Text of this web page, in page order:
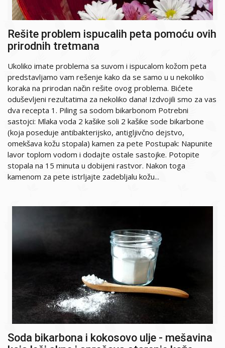
Rešite problem ispucalih peta pomoću ovih
prirodnih tretmana
Ukoliko imate problema sa suvom i ispucalom kožom peta
predstavljamo vam rešenje kako da se samo u u nekoliko
koraka na prirodan način rešite ovog problema. Bićete
oduševljeni rezultatima za nekoliko dana! Izdvojili smo za vas
dva recepta 1. Piling sa sodom bikarbonom Potrebni
sastojci: Mlaka voda 2 kašike soli 2 kašike sode bikarbone
(koja poseduje antibakterijsko, antigljivčno dejstvo,
omekšava kožu stopala) kamen za pete Postupak: Napunite
lavor toplom vodom i dodajte ostale sastojke. Potopite
stopala na 15 minuta u dobijeni rastvor. Nakon toga
kamenom za pete istrljajte zadebljalu kožu...
Soda bikarbona i kokosovo ulje - mešavina